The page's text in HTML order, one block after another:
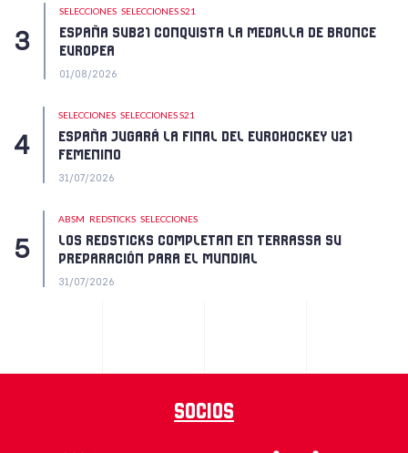
SELECCIONES SELECCIONES S21
ESPAÑA SUB21 CONQUISTA LA MEDALLA DE BRONCE
EUROPEA
01/08/2026
SELECCIONES SELECCIONES S21
ESPAÑA JUGARÁ LA FINAL DEL EUROHOCKEY U21
FEMENINO
31/07/2026
ABSM REDSTICKS SELECCIONES
LOS REDSTICKS COMPLETAN EN TERRASSA SU
PREPARACIÓN PARA EL MUNDIAL
31/07/2026
Socios